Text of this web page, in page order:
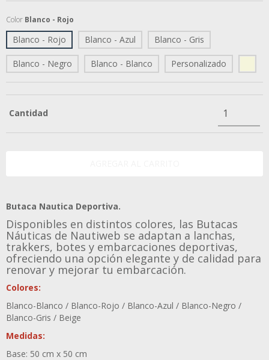
Color Blanco - Rojo
Blanco - Rojo Blanco - Azul Blanco - Gris
Blanco - Negro Blanco - Blanco Personalizado
Cantidad
Butaca Nautica Deportiva.
Disponibles en distintos colores, las Butacas
Náuticas de Nautiweb se adaptan a lanchas,
trakkers, botes y embarcaciones deportivas,
ofreciendo una opción elegante y de calidad para
renovar y mejorar tu embarcación.
Colores:
Blanco-Blanco / Blanco-Rojo / Blanco-Azul / Blanco-Negro /
Blanco-Gris / Beige
Medidas:
Base: 50 cm x 50 cm